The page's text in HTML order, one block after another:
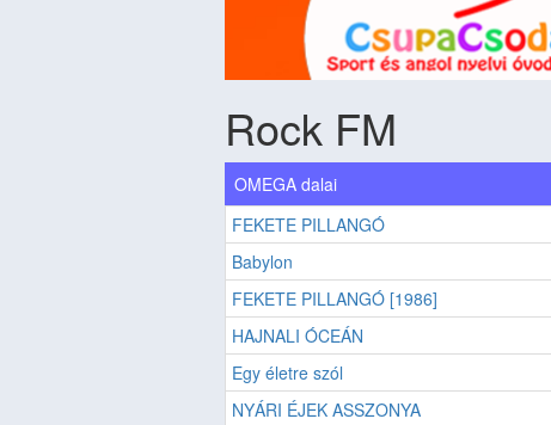
Rock FM
OMEGA dalai
FEKETE PILLANGÓ
Babylon
FEKETE PILLANGÓ [1986]
HAJNALI ÓCEÁN
Egy életre szól
NYÁRI ÉJEK ASSZONYA